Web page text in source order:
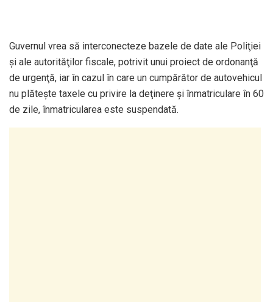
Guvernul vrea să interconecteze bazele de date ale Poliţiei
şi ale autorităţilor fiscale, potrivit unui proiect de ordonanţă
de urgenţă, iar în cazul în care un cumpărător de autovehicul
nu plăteşte taxele cu privire la deţinere şi înmatriculare în 60
de zile, înmatricularea este suspendată.